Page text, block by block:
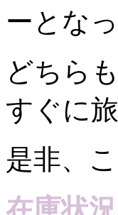
ーとな
どちら
すぐに
是非、